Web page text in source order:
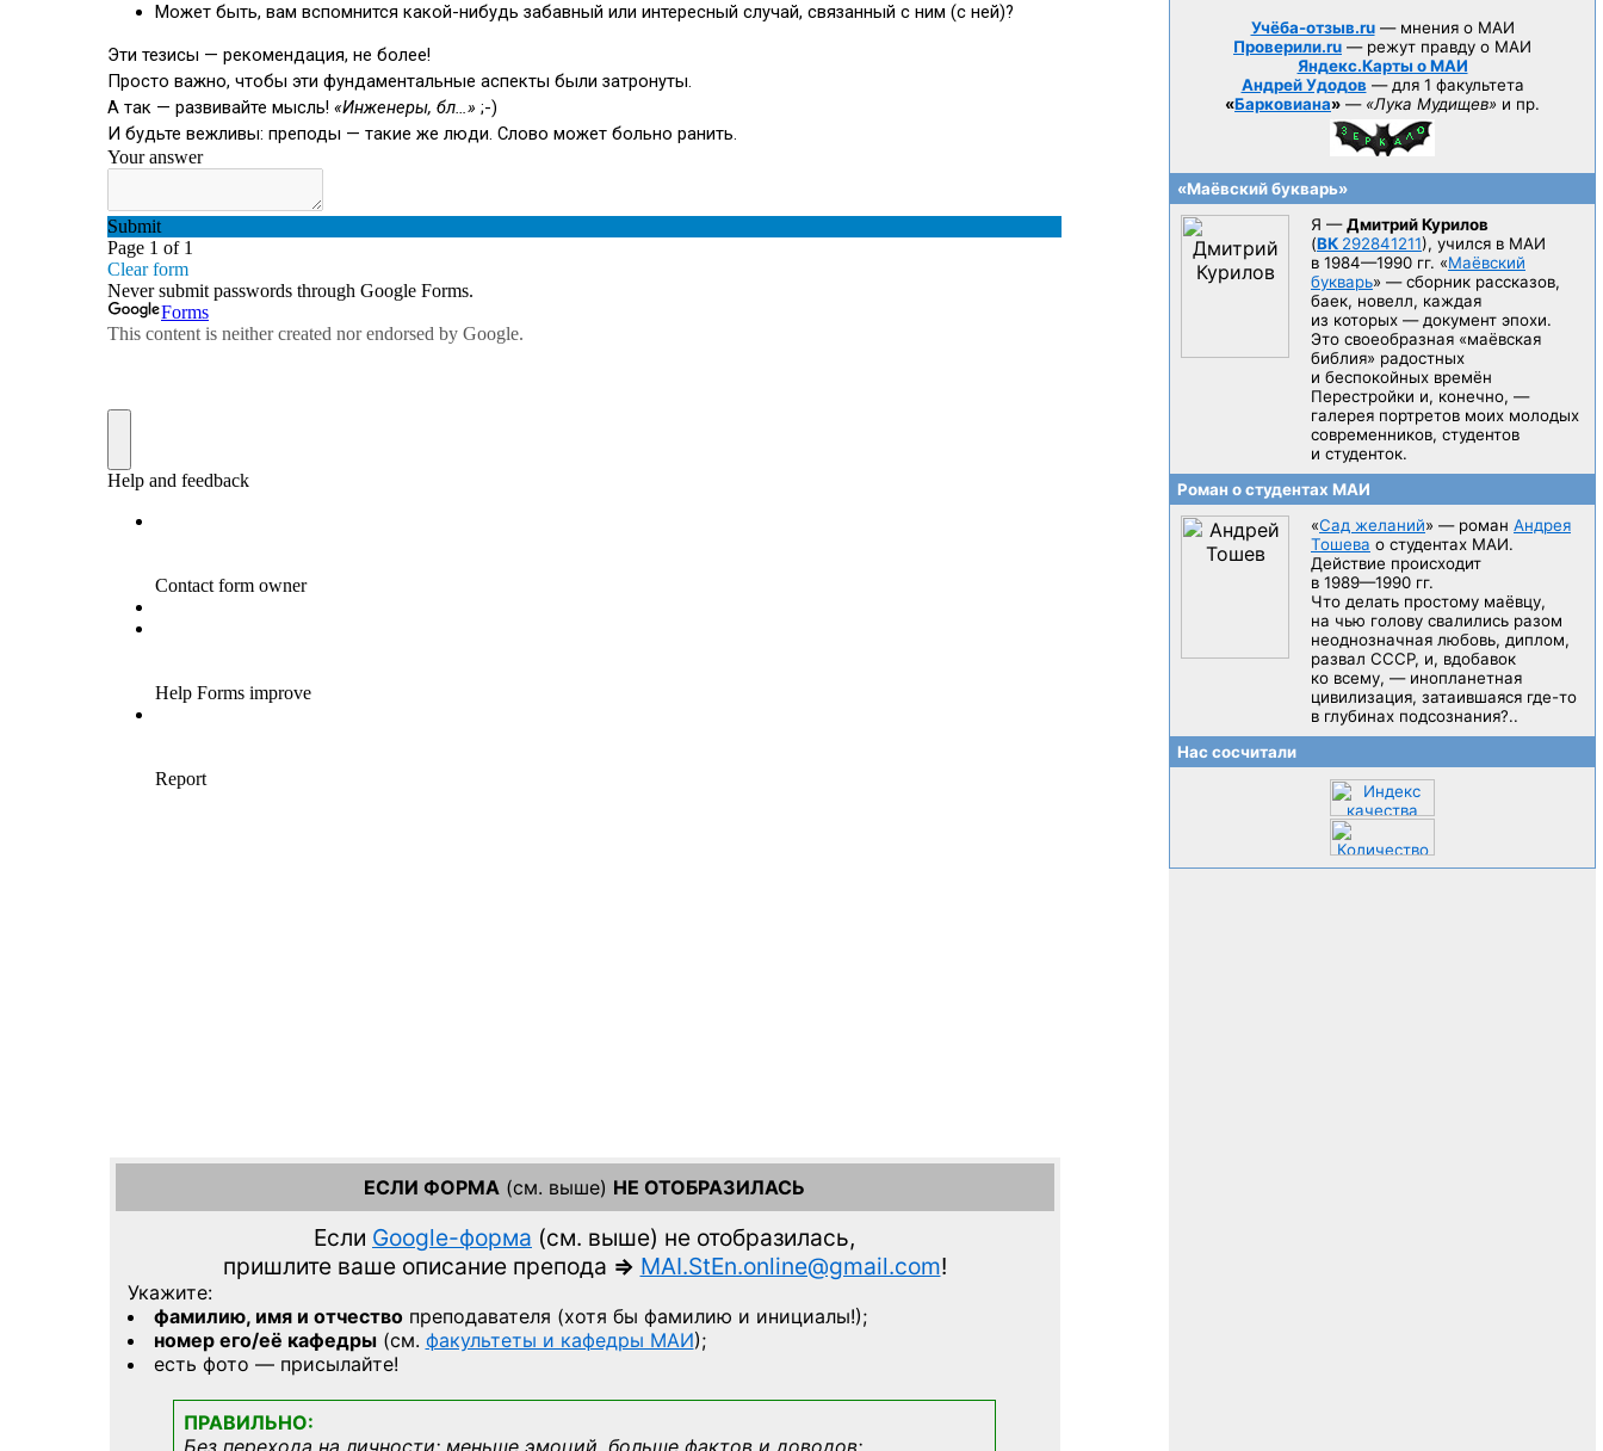
ЕСЛИ ФОРМА (см. выше) НЕ ОТОБРАЗИЛАСЬ
Если Google-форма (см. выше) не отобразилась,
пришлите ваше описание препода => MAI.StEn.online@gmail.com!
Укажите:
фамилию, имя и отчествопреподавателя (хотя бы фамилию и инициалы!);
номер его/её кафедры(см. факультеты и кафедры МАИ);
есть фото — присылайте!
ПРАВИЛЬНО:
Без перехода на личности; меньше эмоций, больше фактов и доводов:
Учёба-отзыв.ru— мнения о МАИ
Проверили.ru — режут правду о МАИ
Яндекс.Карты о МАИ
Андрей Удодов — для 1 факультета
«Барковиана» — «Лука Мудищев» и пр.
«Маёвский букварь»
Я —Дмитрий Курилов
(ВК 292841211), учился в МАИ
в 1984—1990 гг. «Маёвский
букварь» — сборник рассказов,
баек, новелл, каждая
из которых — документ эпохи.
Это своеобразная «маёвская
библия» радостных
и беспокойных времён
Перестройки и, конечно, —
галерея портретов моих молодых
современников, студентов
и студенток.
Роман о студентах МАИ
«Сад желаний» — роман Андрея
Тошева о студентах МАИ.
Действие происходит
в 1989—1990 гг.
Что делать простому маёвцу,
на чью голову свалились разом
неоднозначная любовь, диплом,
развал CCCP, и, вдобавок
ко всему, — инопланетная
цивилизация, затаившаяся где-то
в глубинах подсознания?..
Нас сосчитали